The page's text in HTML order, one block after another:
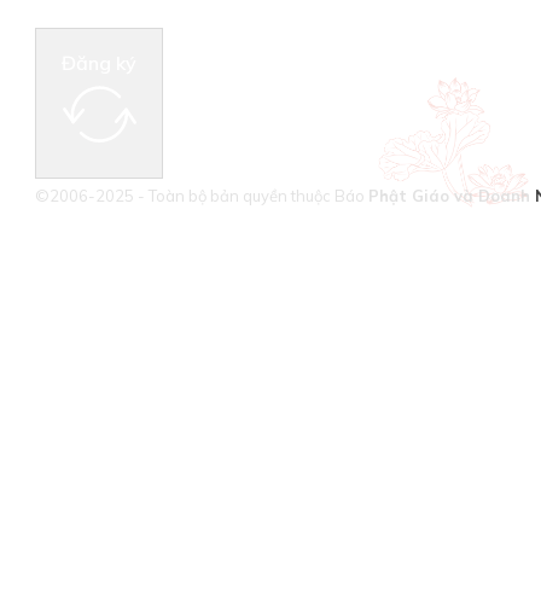
©2006-2025 - Toàn bộ bản quyền thuộc Báo Phật Giáo và Doanh